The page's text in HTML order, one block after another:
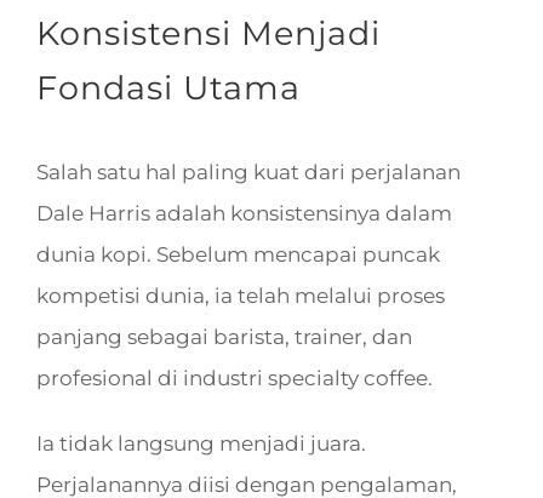
Konsistensi Menjadi
Fondasi Utama
Salah satu hal paling kuat dari perjalanan
Dale Harris adalah konsistensinya dalam
dunia kopi. Sebelum mencapai puncak
kompetisi dunia, ia telah melalui proses
panjang sebagai barista, trainer, dan
profesional di industri specialty coffee.
Ia tidak langsung menjadi juara.
Perjalanannya diisi dengan pengalaman,